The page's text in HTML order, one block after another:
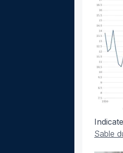
Sable